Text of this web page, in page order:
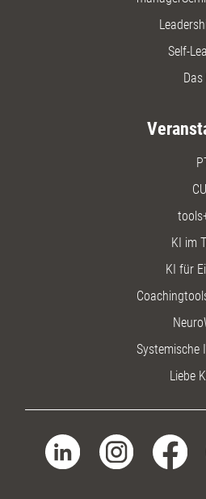
Self-
KI im
KI für
Systemische
Liebe